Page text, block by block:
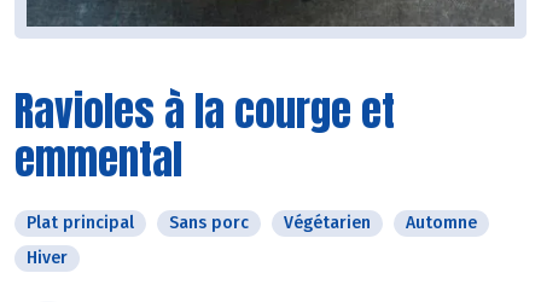
Ravioles à la courge et
emmental
Plat principal Sans porc Végétarien
Automne
Hiver